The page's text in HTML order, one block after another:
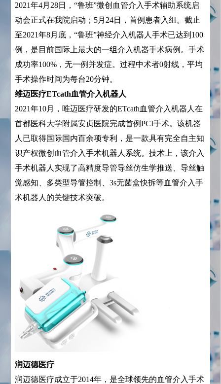
2021年4月28日，“鲁班”微创血管介入手术辅助系统启
动会正式在我院启动；5月24日，首例患者入组。截止
至2021年8月底，“鲁班”神经介入机器人手术已达到100
例，是目前国际上最大的一组介入机器手术病例。手术
成功率100%，无一例并发症。过程中术者0射线，平均
手术操作时间为每台20分钟。
维迈医疗ETcath血管介入机器人
2021年10月，唯迈医疗研发的ETcath血管介入机器人在
首都医科大学附属安贞医院完成首例PCI手术。该机器
人已取得国际国内百余项专利，是一款具有完全自主知
识产权微创血管介入手术机器人系统。技术上，该介入
手术机器人实现了高精度导管导丝仿生学推送、导丝触
觉感知、多类型导管控制、3s无菌盒快拆等血管介入手
术机器人的关键技术突破。
润迈德医疗
润迈德医疗成立于2014年，是全球领先的血管介入手术